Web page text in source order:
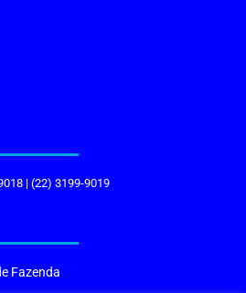
| (22) 3199-9019
Fazenda